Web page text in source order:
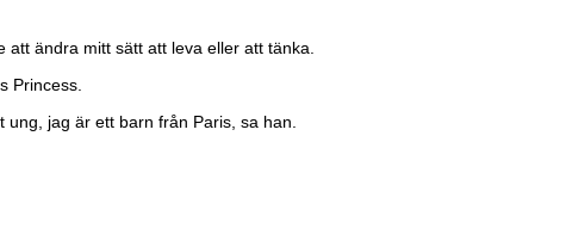
ändra mitt sätt att leva eller att tänka.
Princess.
jag är ett barn från Paris, sa han.